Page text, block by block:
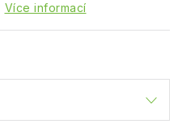
Více informací